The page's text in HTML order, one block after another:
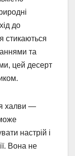
до
стикаються
та
цей десерт
халви —
настрій і
Вона не